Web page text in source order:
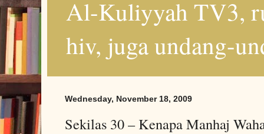
Al-Kuliyyah TV3,
hiv, juga undang-
Wednesday, November 18, 2009
Sekilas 30 – Kenapa Manhaj